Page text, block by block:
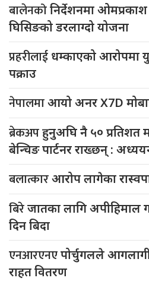
बालेनकोनिर्देशनमा
घिसिङको डरलाग्दो योजना
प्रहरीलाई धम्काएको आरोपमा
पक्राउ
नेपालमाआयो अनर X7D
ब्रेकअपहुनुअघि नै ५० प्रतिशत
बेन्चिङ पार्टनर राख्छन् :
बलात्कारआरोप लागेका
बिरेजातका लागि अपीहिमाल
दिन बिदा
एनआरएनएपोर्चुगलले
राहत वितरण